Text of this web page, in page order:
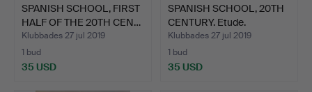
SPANISH SCHOOL, FIRST
HALF OF THE 20TH CEN…
Klubbades 27 jul 2019
1 bud
35 USD
SPANISH SCHOOL, 20TH
CENTURY. Etude.
Klubbades 27 jul 2019
1 bud
35 USD